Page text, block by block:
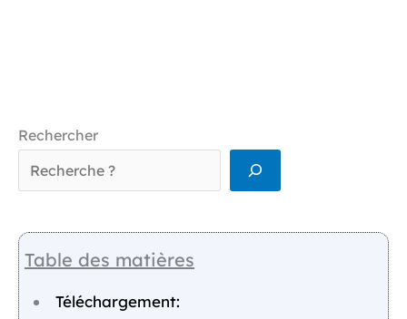
Rechercher
Table des matières
Téléchargement: